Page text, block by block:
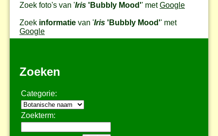
Zoek foto's van 'Iris 'Bubbly Mood'' metGoogle
Zoek informatie van 'Iris 'Bubbly Mood'' met
Google
Zoeken
Categorie:
Zoekterm: